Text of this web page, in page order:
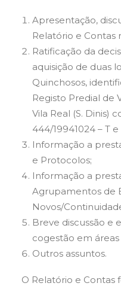
Apresentação,
Relatório e Contas
Ratificação da
aquisição de duas
Quinchosos,
Registo Predial de
Vila Real (S. Dinis)
444/19941024 – T
Informação a
e Protocolos;
Informação a
Agrupamentos de
Novos/
Breve discussão e
cogestão em áreas
Outros assuntos.
O Relatório e Contas